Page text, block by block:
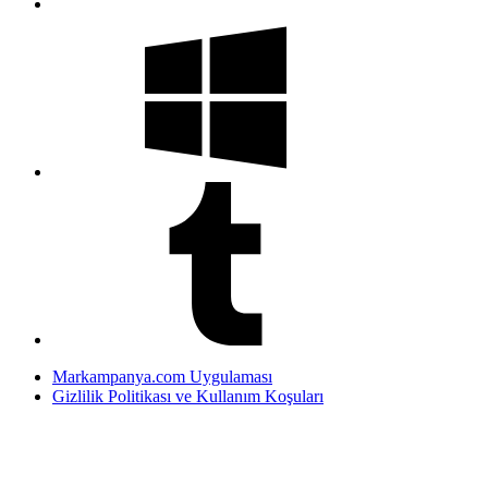
Markampanya.com Uygulaması
Gizlilik Politikası ve Kullanım Koşuları